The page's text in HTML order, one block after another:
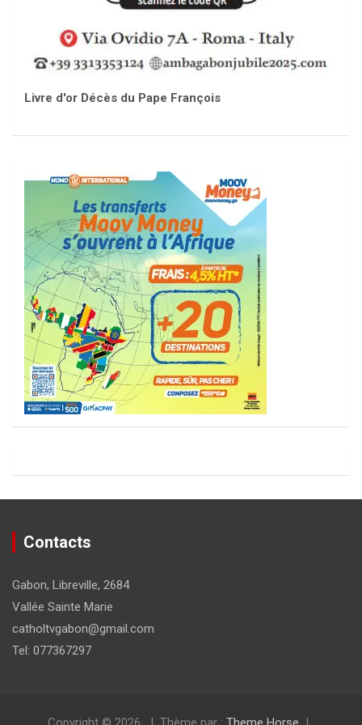
Livre d'or Décès du Pape François
Contacts
Gabon, Libreville, 2684
Vallée Sainte Marie
catholtvgabon@gmail.com
Tel: 077367297